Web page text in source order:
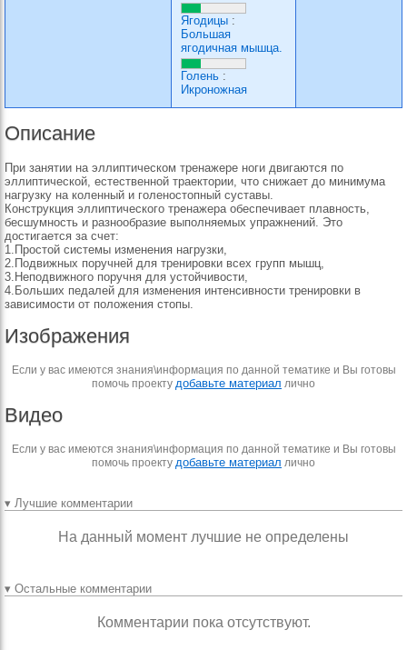
Ягодицы :
Большая
ягодичная мышца.
Голень :
Икроножная
Описание
При занятии на эллиптическом тренажере ноги двигаются по
эллиптической, естественной траектории, что снижает до минимума
нагрузку на коленный и голеностопный суставы.
Конструкция эллиптического тренажера обеспечивает плавность,
бесшумность и разнообразие выполняемых упражнений. Это
достигается за счет:
1.Простой системы изменения нагрузки,
2.Подвижных поручней для тренировки всех групп мышц,
3.Неподвижного поручня для устойчивости,
4.Больших педалей для изменения интенсивности тренировки в
зависимости от положения стопы.
Изображения
Если у вас имеются знания\информация по данной тематике и Вы готовы
помочь проекту добавьте материал лично
Видео
Если у вас имеются знания\информация по данной тематике и Вы готовы
помочь проекту добавьте материал лично
▾ Лучшие комментарии
На данный момент лучшие не определены
▾ Остальные комментарии
Комментарии пока отсутствуют.